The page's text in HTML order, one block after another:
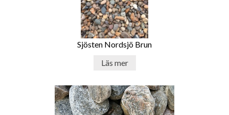
Sjösten Nordsjö Brun
Läs mer